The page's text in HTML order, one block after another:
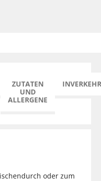
ZUTATEN
UND
ALLERGENE
oder zum